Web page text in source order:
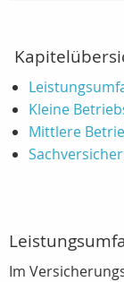
Kleine
Mittlere
Im